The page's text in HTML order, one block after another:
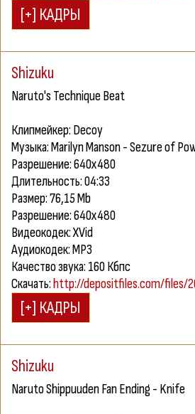
Shizuku
Naruto's Technique Beat
Клипмейкер: Decoy
Музыка: Marilyn Manson - Sezure of
Разрешение: 640х480
Длительность: 04:33
Размер: 76,15 Mb
Разрешение: 640х480
Видеокодек: XVid
Аудиокодек: MP3
Качество звука: 160 Кбпс
Скачать:http://depositfiles.com/files/
Shizuku
Naruto Shippuuden Fan Ending - Knife